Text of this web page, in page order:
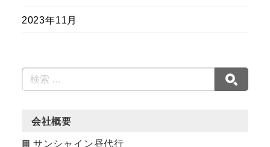
2023年11月
会社概要
サンシャイン昼代行